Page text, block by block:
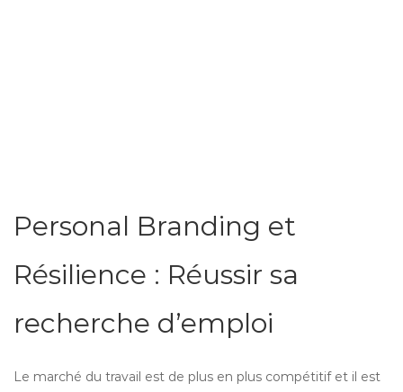
Personal Branding et
Résilience : Réussir sa
recherche d’emploi
Le marché du travail est de plus en plus compétitif et il est